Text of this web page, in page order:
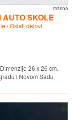
marina
AUTO SKOLE
/Ostali delovi
26 x 26 cm.
i Novom Sadu